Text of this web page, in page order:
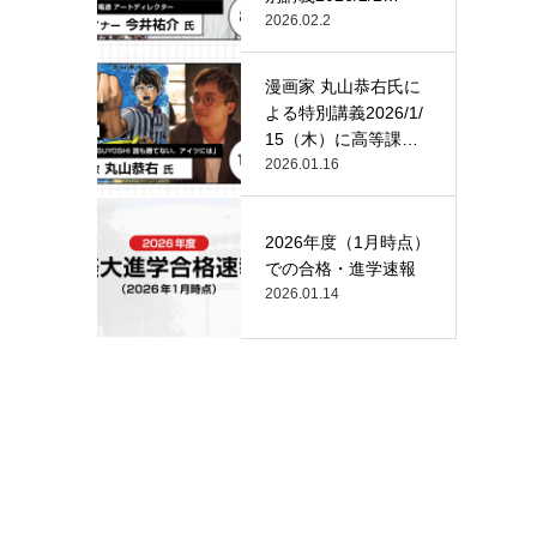
（月）…
2026.02.2
漫画家 丸山恭右氏に
よる特別講義2026/1/
15（木）に高等課
程…
2026.01.16
2026年度（1月時点）
での合格・進学速報
2026.01.14